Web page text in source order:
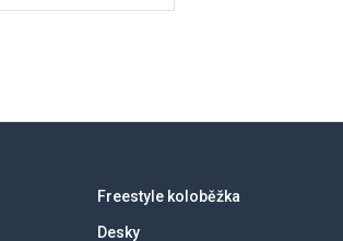
Freestyle koloběžka
Desky